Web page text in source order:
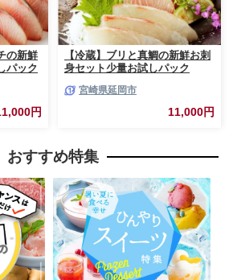
の新鮮
パック
円
【冷蔵】ブリと真鯛の新鮮お刺
身セット少量お試しパック
宮崎県延岡市
11,000円
おすすめ特集